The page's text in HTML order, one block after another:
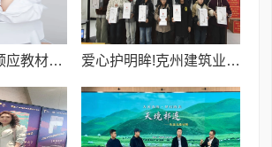
【教育时评】顺应教材改版 助力三年级英语平稳过渡 爱心护明眸!克州建筑业协会携手会员单位为乡村学子捐赠护眼灯